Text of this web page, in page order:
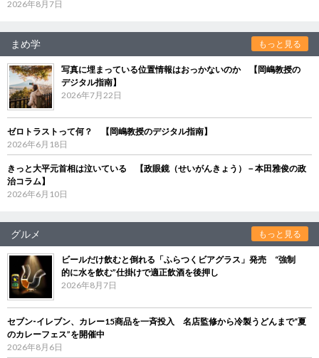
2026年8月7日
まめ学 もっと見る
写真に埋まっている位置情報はおっかないのか 【岡嶋教授の
デジタル指南】
2026年7月22日
ゼロトラストって何？ 【岡嶋教授のデジタル指南】
2026年6月18日
きっと大平元首相は泣いている 【政眼鏡（せいがんきょう）－本田雅俊の政
治コラム】
2026年6月10日
グルメ もっと見る
ビールだけ飲むと倒れる「ふらつくビアグラス」発売 “強制
的に水を飲む”仕掛けで適正飲酒を後押し
2026年8月7日
セブン‐イレブン、カレー15商品を一斉投入 名店監修から冷製うどんまで“夏
のカレーフェス”を開催中
2026年8月6日